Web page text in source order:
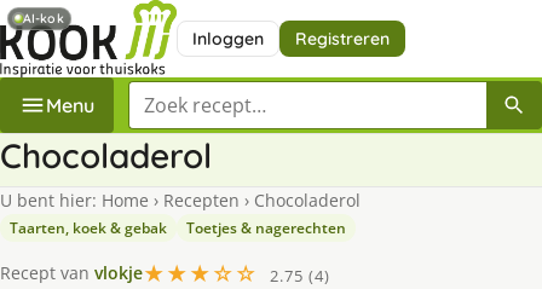
Inloggen Registreren
Menu Zoek een recept
Chocoladerol
U bent hier: Home › Recepten › Chocoladerol
Taarten, koek & gebak Toetjes & nagerechten
Recept van vlokje★★★☆☆
2.75 (4)
AI-kok